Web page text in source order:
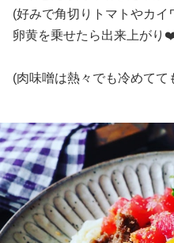
(好みで角切りトマトやカイ
卵黄を乗せたら出来上がり
(肉味噌は熱々でも冷めてて